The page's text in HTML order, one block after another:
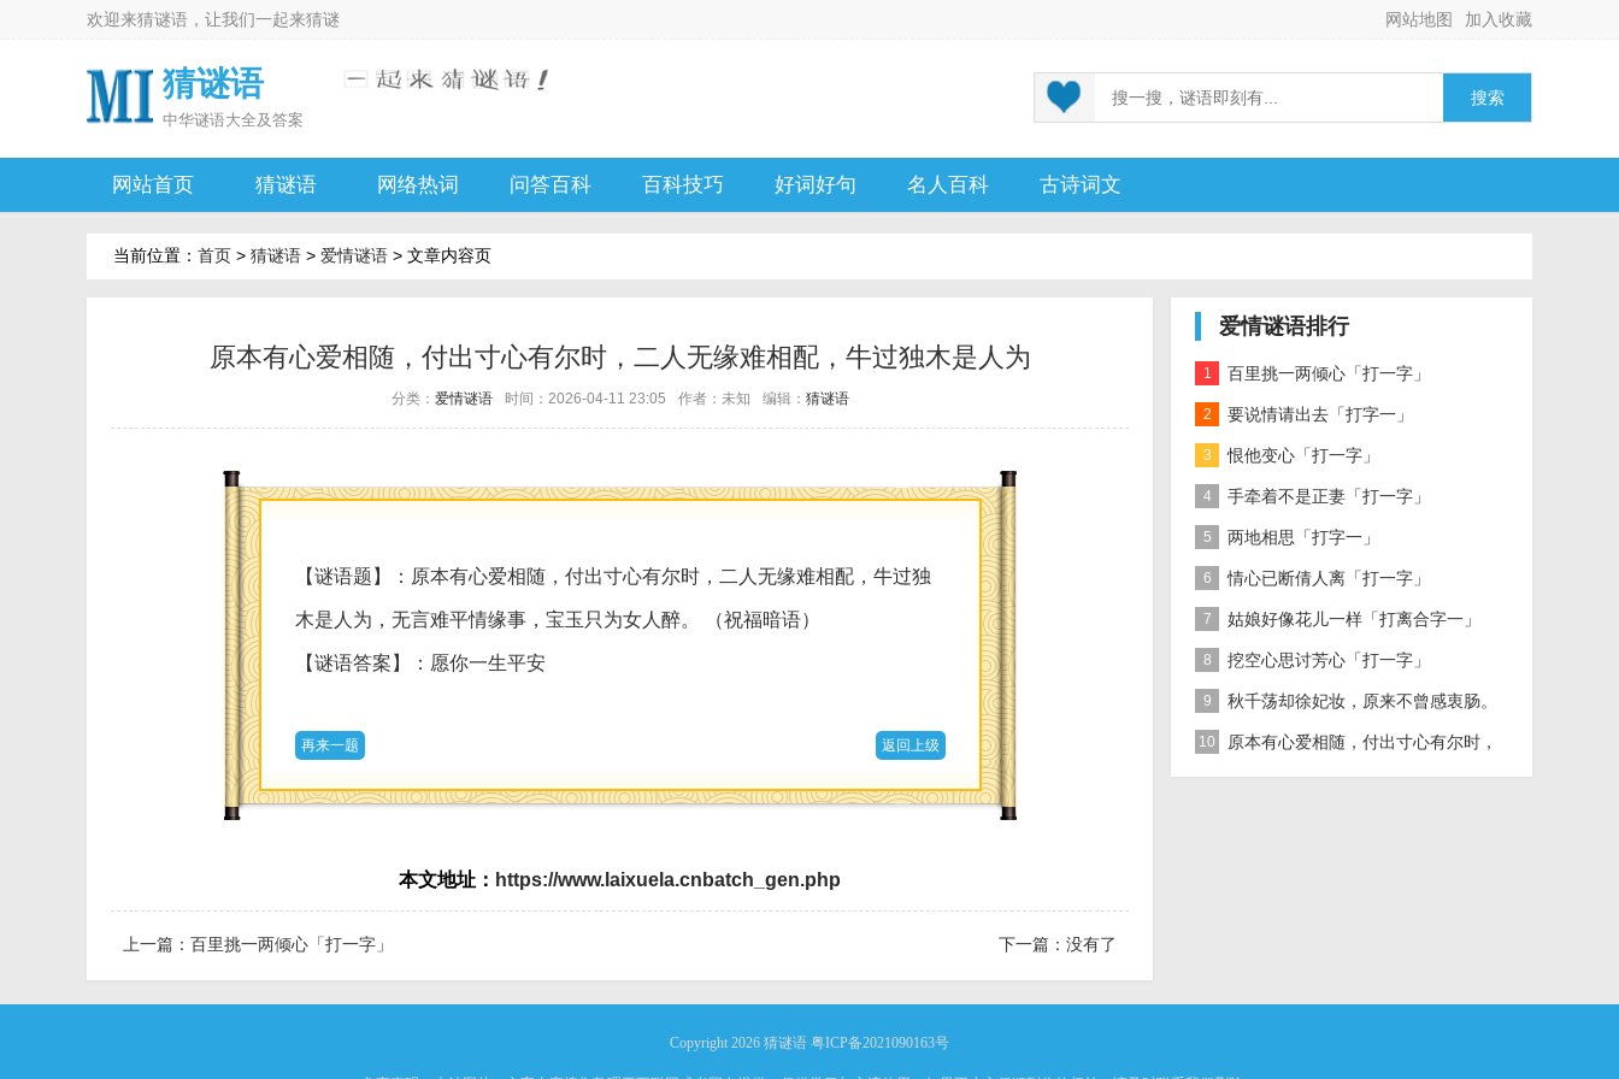
欢迎来猜谜语 ，让我们一起来猜谜 加入收藏
网站地图
猜谜语
中华谜语大全及答案
搜索
网站首页 猜谜语 网络热词 问答百科 百科技巧 好词好句 名人百科 古诗词文
当前位置： 首页 > 猜谜语 > 爱情谜语 > 文章内容页
原本有心爱相随，付出寸心有尔时，二人无缘难相配，牛过独木是人为
分类： 爱情谜语 时间：2026-04-11 23:05 作者：未知 编辑： 猜谜语
【谜语题】：原本有心爱相随，付出寸心有尔时，二人无缘难相配，牛过独
木是人为，无言难平情缘事，宝玉只为女人醉。 （祝福暗语）
【谜语答案】：愿你一生平安
再来一题 返回上级
本文地址： https://www.laixuela.cnbatch_gen.php
上一篇： 百里挑一两倾心「打一字」 下一篇：没有了
爱情谜语排行
1 百里挑一两倾心「打一字」
2 要说情请出去「打字一」
3 恨他变心「打一字」
4 手牵着不是正妻「打一字」
5 两地相思「打字一」
6 情心已断倩人离「打一字」
7 姑娘好像花儿一样「打离合字一」
8 挖空心思讨芳心「打一字」
9 秋千荡却徐妃妆，原来不曾感衷肠。
「打一歌曲名」
10 原本有心爱相随，付出寸心有尔时，
二人无缘难相配，牛过独木是人为
Copyright 2026 猜谜语 粤ICP备2021090163号